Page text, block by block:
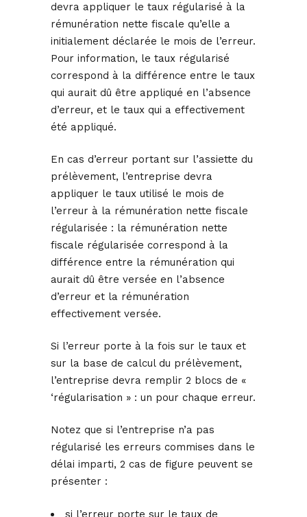
devra appliquer le taux régularisé à la
rémunération nette fiscale qu’elle a
initialement déclarée le mois de l’erreur.
Pour information, le taux régularisé
correspond à la différence entre le taux
qui aurait dû être appliqué en l’absence
d’erreur, et le taux qui a effectivement
été appliqué.
En cas d’erreur portant sur l’assiette du
prélèvement, l’entreprise devra
appliquer le taux utilisé le mois de
l’erreur à la rémunération nette fiscale
régularisée : la rémunération nette
fiscale régularisée correspond à la
différence entre la rémunération qui
aurait dû être versée en l’absence
d’erreur et la rémunération
effectivement versée.
Si l’erreur porte à la fois sur le taux et
sur la base de calcul du prélèvement,
l’entreprise devra remplir 2 blocs de «
‘régularisation » : un pour chaque erreur.
Notez que si l’entreprise n’a pas
régularisé les erreurs commises dans le
délai imparti, 2 cas de figure peuvent se
présenter :
si l’erreur porte sur le taux de